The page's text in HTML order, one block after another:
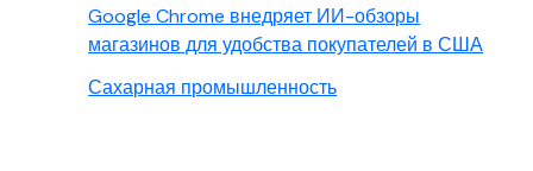
Google Chrome внедряет ИИ-обзоры
магазинов для удобства покупателей в США
Сахарная промышленность